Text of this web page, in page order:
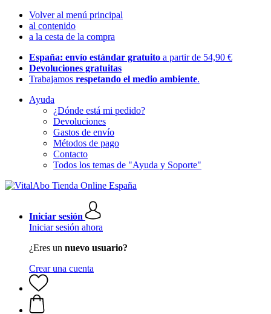
Volver al menú principal
al contenido
a la cesta de la compra
España: envío estándar gratuito a partir de 54,90 €
Devoluciones gratuitas
Trabajamos respetando el medio ambiente.
Ayuda
¿Dónde está mi pedido?
Devoluciones
Gastos de envío
Métodos de pago
Contacto
Todos los temas de "Ayuda y Soporte"
Iniciar sesión
Iniciar sesión ahora
¿Eres un nuevo usuario?
Crear una cuenta